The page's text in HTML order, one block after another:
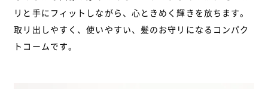
リと手にフィットしながら、心ときめく輝きを放ちます。
取リ出しやすく、使いやすい、髪のお守リになるコンパク
トコームです。